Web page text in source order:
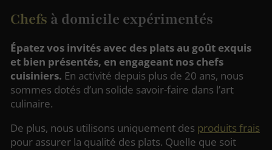
Chefs à domicile expérimentés
Épatez vos invités avec des plats au goût exquis
et bien présentés, en engageant nos chefs
cuisiniers. En activité depuis plus de 20 ans, nous
sommes dotés d’un solide savoir-faire dans l’art
culinaire.
De plus, nous utilisons uniquement des produits frais
pour assurer la qualité des plats. Quelle que soit